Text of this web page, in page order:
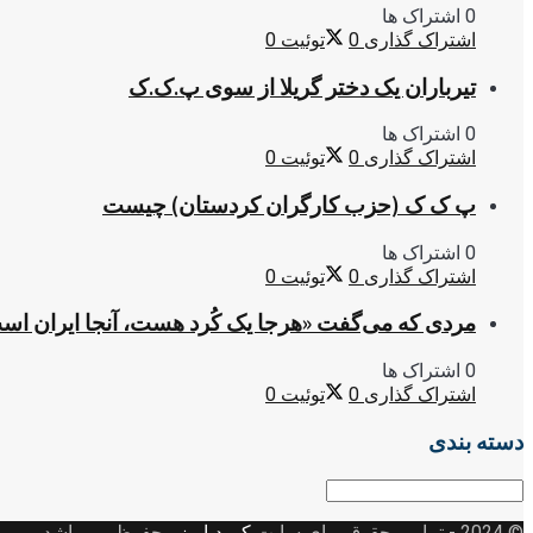
0 اشتراک ها
اشتراک گذاری 0 توئیت 0
تیرباران یک دختر گریلا از سوی پ.ک.ک
0 اشتراک ها
اشتراک گذاری 0 توئیت 0
پ ک ک (حزب کارگران کردستان) چیست
0 اشتراک ها
اشتراک گذاری 0 توئیت 0
مردی که می‌گفت «هرجا یک کُرد هست، آنجا ایران
0 اشتراک ها
اشتراک گذاری 0 توئیت 0
دسته بندی
دسته